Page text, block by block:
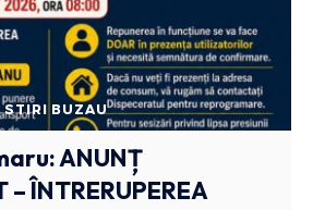
STIRI BUZAU
ANUNȚ
– ÎNTRERUPEREA